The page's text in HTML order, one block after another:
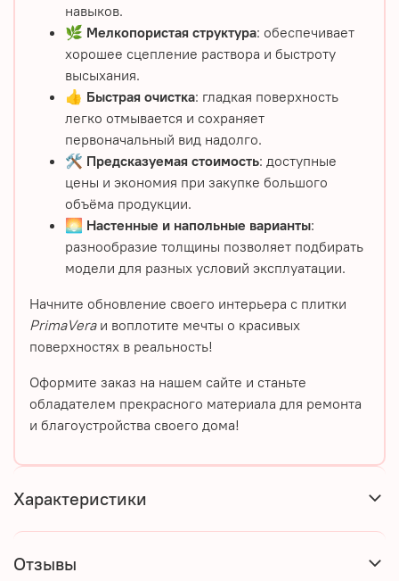
навыков.
🌿 Мелкопористая структура: обеспечивает
хорошее сцепление раствора и быстроту
высыхания.
👍 Быстрая очистка: гладкая поверхность
легко отмывается и сохраняет
первоначальный вид надолго.
🛠️ Предсказуемая стоимость: доступные
цены и экономия при закупке большого
объёма продукции.
🌅 Настенные и напольные варианты:
разнообразие толщины позволяет подбирать
модели для разных условий эксплуатации.
Начните обновление своего интерьера с плитки
PrimaVeraи воплотите мечты о красивых
поверхностях в реальность!
Оформите заказ на нашем сайте и станьте
обладателем прекрасного материала для ремонта
и благоустройства своего дома!
Характеристики
Отзывы